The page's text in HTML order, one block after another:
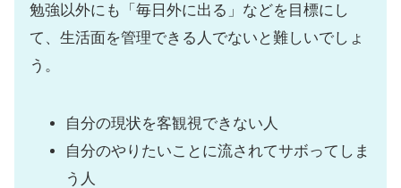
勉強以外にも「毎日外に出る」などを目標にし
て、生活面を管理できる人でないと難しいでしょ
う。
自分の現状を客観視できない人
自分のやりたいことに流されてサボってしま
う人